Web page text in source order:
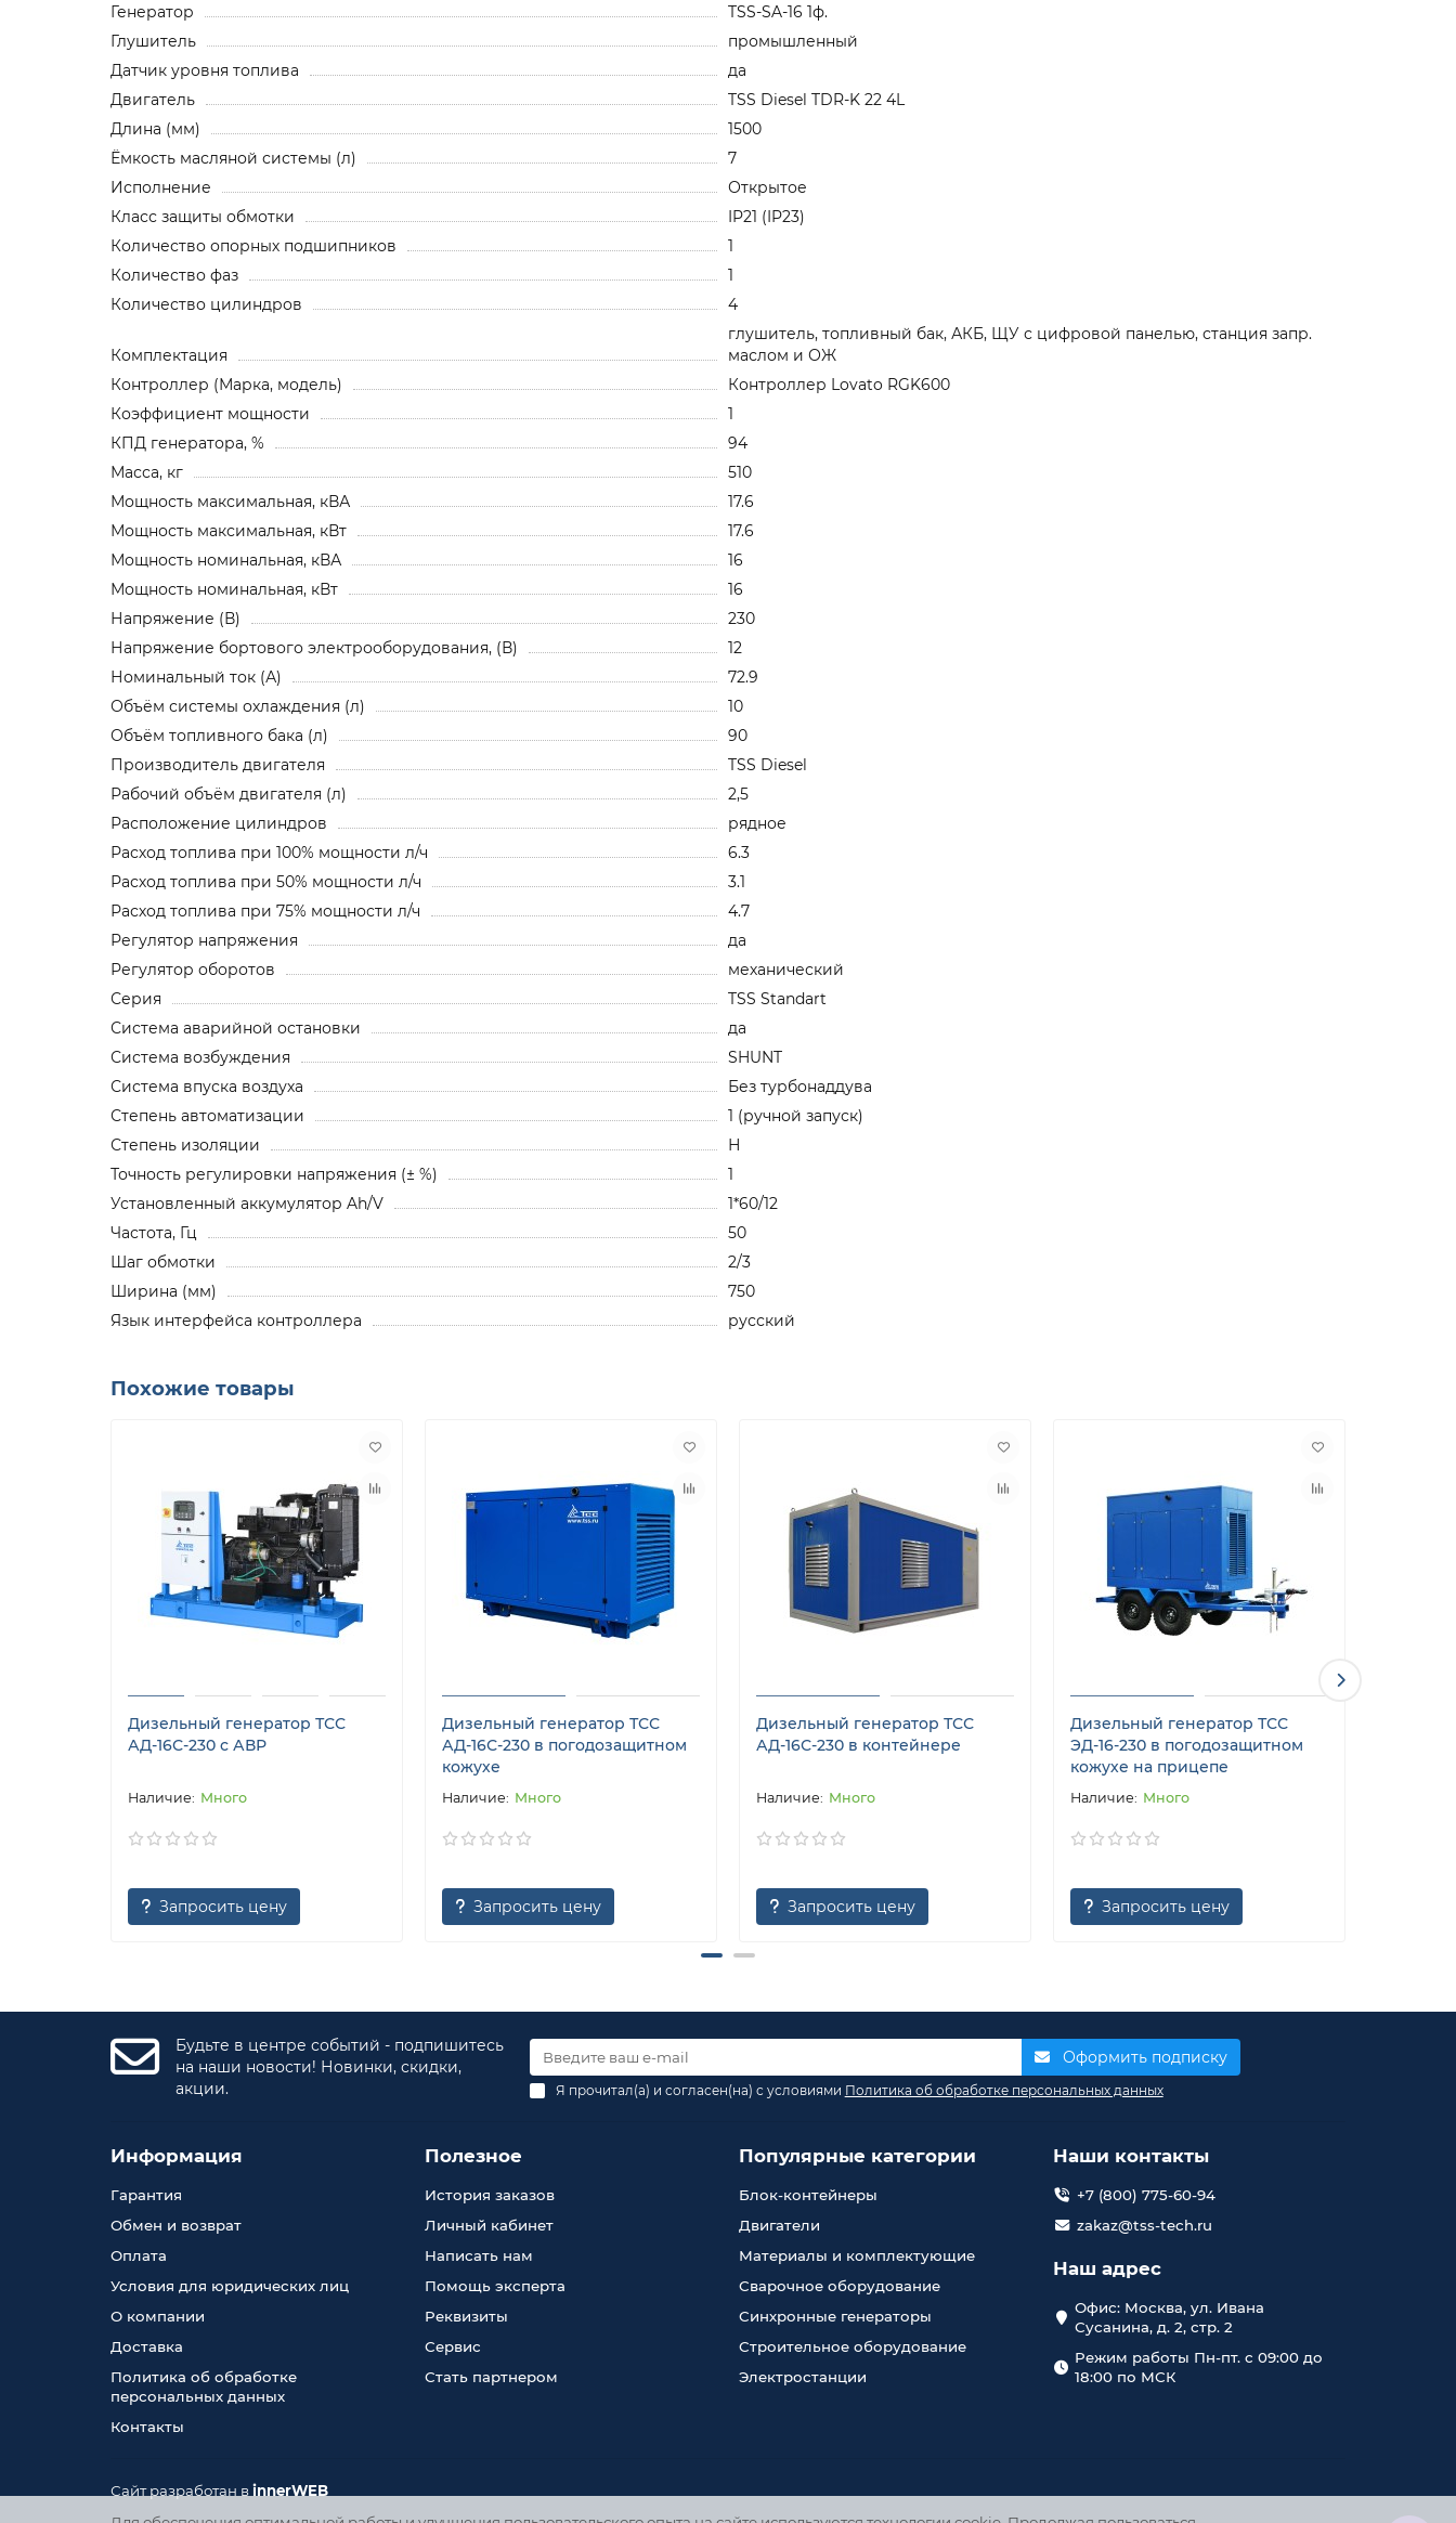
Генератор
TSS-SA-16 1ф.
Глушитель
промышленный
Датчик уровня топлива
да
Двигатель
TSS Diesel TDR-K 22 4L
Длина (мм)
1500
Ёмкость масляной системы (л)
7
Исполнение
Открытое
Класс защиты обмотки
IP21 (IP23)
Количество опорных подшипников
1
Количество фаз
1
Количество цилиндров
4
Комплектация
глушитель, топливный бак, АКБ, ЩУ с цифровой панелью, станция запр.
маслом и ОЖ
Контроллер (Марка, модель)
Контроллер Lovato RGK600
Коэффициент мощности
1
КПД генератора, %
94
Масса, кг
510
Мощность максимальная, кВА
17.6
Мощность максимальная, кВт
17.6
Мощность номинальная, кВА
16
Мощность номинальная, кВт
16
Напряжение (В)
230
Напряжение бортового электрооборудования, (В)
12
Номинальный ток (А)
72.9
Объём системы охлаждения (л)
10
Объём топливного бака (л)
90
Производитель двигателя
TSS Diesel
Рабочий объём двигателя (л)
2,5
Расположение цилиндров
рядное
Расход топлива при 100% мощности л/ч
6.3
Расход топлива при 50% мощности л/ч
3.1
Расход топлива при 75% мощности л/ч
4.7
Регулятор напряжения
да
Регулятор оборотов
механический
Серия
TSS Standart
Система аварийной остановки
да
Система возбуждения
SHUNT
Система впуска воздуха
Без турбонаддува
Степень автоматизации
1 (ручной запуск)
Степень изоляции
Н
Точность регулировки напряжения (± %)
1
Установленный аккумулятор Ah/V
1*60/12
Частота, Гц
50
Шаг обмотки
2/3
Ширина (мм)
750
Язык интерфейса контроллера
русский
Похожие товары
Дизельный генератор ТСС
АД-16С-230 с АВР
Много
Запросить цену
Дизельный генератор ТСС
АД-16С-230 в погодозащитном
кожухе
Много
Запросить цену
Дизельный генератор ТСС
АД-16С-230 в контейнере
Много
Запросить цену
Дизельный генератор ТСС
ЭД-16-230 в погодозащитном
кожухе на прицепе
Много
Запросить цену
Будьте в центре событий - подпишитесь
на наши новости! Новинки, скидки,
акции.
Оформить подписку
Я прочитал(а) и согласен(на) с условиями Политика об обработке персональных данных
Информация
Гарантия
Обмен и возврат
Оплата
Условия для юридических лиц
О компании
Доставка
Политика об обработке
персональных данных
Контакты
Полезное
История заказов
Личный кабинет
Написать нам
Помощь эксперта
Реквизиты
Сервис
Стать партнером
Популярные категории
Блок-контейнеры
Двигатели
Материалы и комплектующие
Сварочное оборудование
Синхронные генераторы
Строительное оборудование
Электростанции
Наши контакты
+7 (800) 775-60-94
zakaz@tss-tech.ru
Наш адрес
Офис: Москва, ул. Ивана
Сусанина, д. 2, стр. 2
Режим работы Пн-пт. с 09:00 до
18:00 по МСК
Сайт разработан вinnerWEB